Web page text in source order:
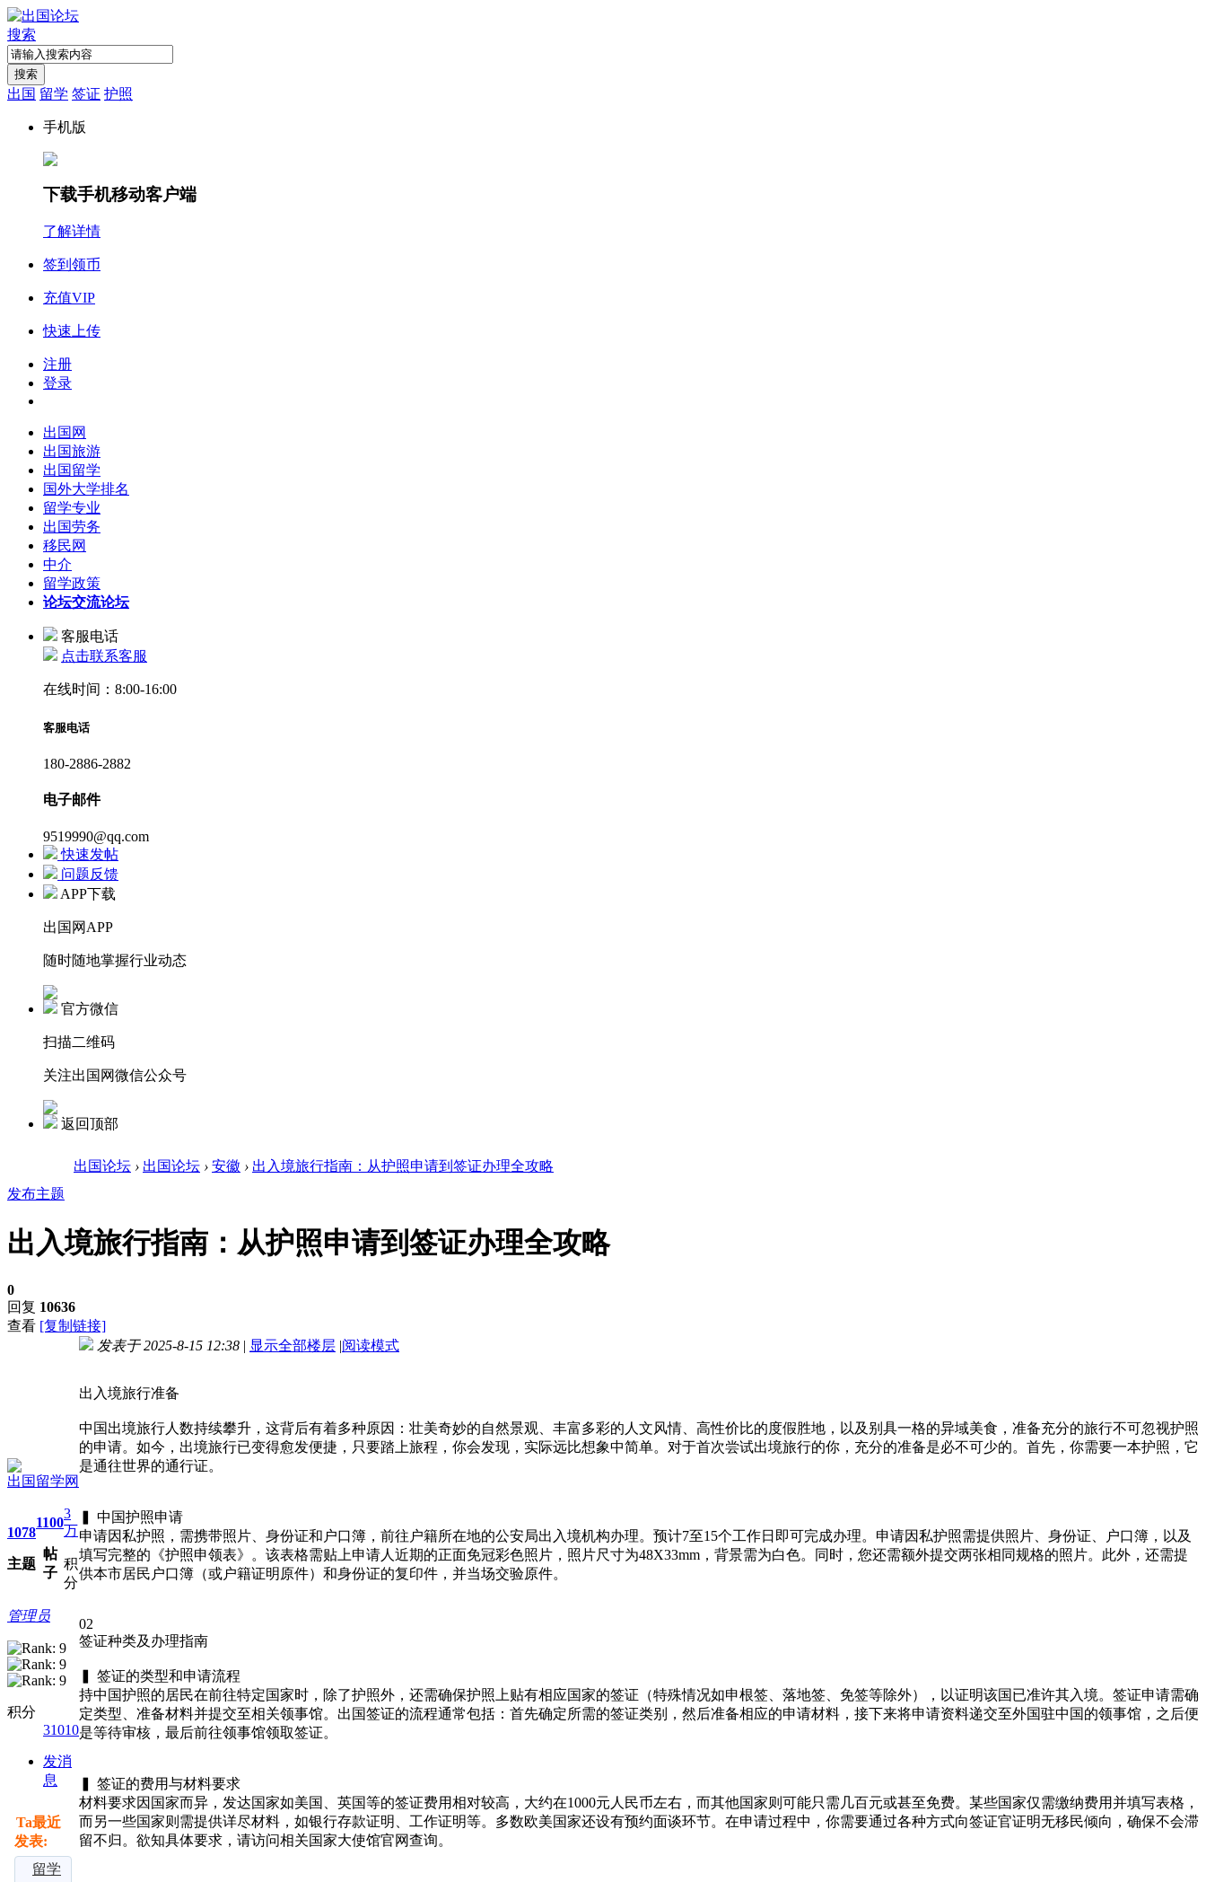
搜索
搜索
出国 留学 签证 护照
手机版
下载手机移动客户端
了解详情
签到领币
充值VIP
快速上传
注册
登录
出国网
出国旅游
出国留学
国外大学排名
留学专业
出国劳务
移民网
中介
留学政策
论坛交流论坛
客服电话
点击联系客服
在线时间：8:00-16:00
客服电话
180-2886-2882
电子邮件
9519990@qq.com
快速发帖
问题反馈
APP下载
出国网APP
随时随地掌握行业动态
官方微信
扫描二维码
关注出国网微信公众号
返回顶部
出国论坛 › 出国论坛 › 安徽 › 出入境旅行指南：从护照申请到签证办理全攻略
发布主题
出入境旅行指南：从护照申请到签证办理全攻略
0
回复 10636
查看 [复制链接]
出国留学网
1078
主题
1100
帖
子
3
万
积
分
管理员
积分
31010
发消
息
Ta最近
发表:
留学
发表于 2025-8-15 12:38 | 显示全部楼层 |阅读模式
出入境旅行准备
中国出境旅行人数持续攀升，这背后有着多种原因：壮美奇妙的自然景观、丰富多彩的人文风情、高性价比的度假胜地，以及别具一格的异域美食，准备充分的旅行不可忽视护照
的申请。如今，出境旅行已变得愈发便捷，只要踏上旅程，你会发现，实际远比想象中简单。对于首次尝试出境旅行的你，充分的准备是必不可少的。首先，你需要一本护照，它
是通往世界的通行证。
▍ 中国护照申请
申请因私护照，需携带照片、身份证和户口簿，前往户籍所在地的公安局出入境机构办理。预计7至15个工作日即可完成办理。申请因私护照需提供照片、身份证、户口簿，以及
填写完整的《护照申领表》。该表格需贴上申请人近期的正面免冠彩色照片，照片尺寸为48X33mm，背景需为白色。同时，您还需额外提交两张相同规格的照片。此外，还需提
供本市居民户口簿（或户籍证明原件）和身份证的复印件，并当场交验原件。
02
签证种类及办理指南
▍ 签证的类型和申请流程
持中国护照的居民在前往特定国家时，除了护照外，还需确保护照上贴有相应国家的签证（特殊情况如申根签、落地签、免签等除外），以证明该国已准许其入境。签证申请需确
定类型、准备材料并提交至相关领事馆。出国签证的流程通常包括：首先确定所需的签证类别，然后准备相应的申请材料，接下来将申请资料递交至外国驻中国的领事馆，之后便
是等待审核，最后前往领事馆领取签证。
▍ 签证的费用与材料要求
材料要求因国家而异，发达国家如美国、英国等的签证费用相对较高，大约在1000元人民币左右，而其他国家则可能只需几百元或甚至免费。某些国家仅需缴纳费用并填写表格，
而另一些国家则需提供详尽材料，如银行存款证明、工作证明等。多数欧美国家还设有预约面谈环节。在申请过程中，你需要通过各种方式向签证官证明无移民倾向，确保不会滞
留不归。欲知具体要求，请访问相关国家大使馆官网查询。